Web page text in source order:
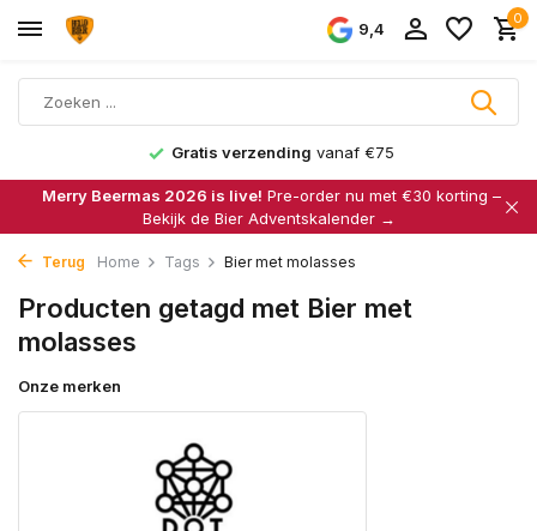
9,4
0
Gratis verzending vanaf €75
Merry Beermas 2026 is live! Pre-order nu met €30 korting –
Bekijk de Bier Adventskalender →
Terug Home Tags Bier met molasses
Producten getagd met Bier met
molasses
Onze merken